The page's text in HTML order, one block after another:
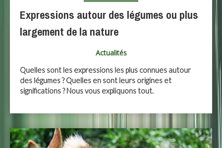
Expressions autour des légumes ou plus
largement de la nature
Actualités
Quelles sont les expressions les plus connues autour
des légumes ? Quelles en sont leurs origines et
significations ? Nous vous expliquons tout.